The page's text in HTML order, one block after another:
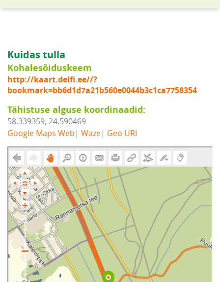
Kuidas tulla
Kohalesõiduskeem
http://kaart.delfi.ee//?
bookmark=bb6d1d7a21b560e0044b3c1ca7758354
Tähistuse alguse koordinaadid:
58.339359, 24.590469
Google Maps Web | Waze| Geo URI